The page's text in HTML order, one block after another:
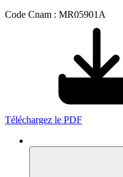
Code Cnam : MR05901A
Téléchargez le PDF